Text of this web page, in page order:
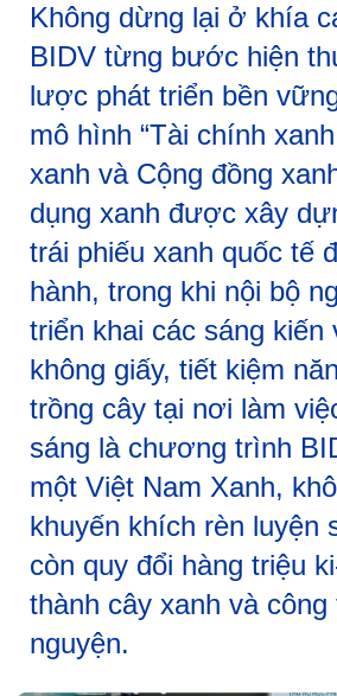
Không dừng lại ở khía
BIDV từng bước hiện
lược phát triển bền
mô hình “Tài chính
xanh và Cộng đồng
dụng xanh được xây
trái phiếu xanh quốc tế
hành, trong khi nội bộ
triển khai các sáng kiến
không giấy, tiết kiệm
trồng cây tại nơi làm
sáng là chương trình
một Việt Nam Xanh,
khuyến khích rèn luyện
còn quy đổi hàng triệu
thành cây xanh và công
nguyện.